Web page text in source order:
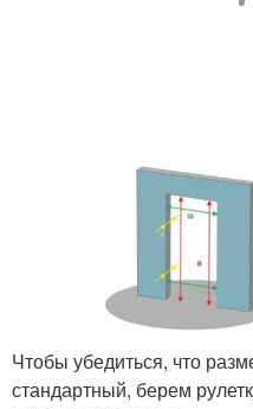
Чтобы убедиться, что
стандартный, берем